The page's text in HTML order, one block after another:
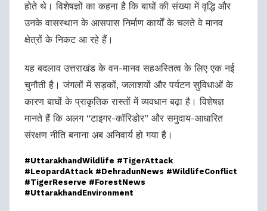
होते थे। विशेषज्ञों का कहना है कि बाघों की संख्या में वृद्धि और
उनके वासस्थान के आसपास निर्माण कार्यों के चलते वे मानव
क्षेत्रों के निकट आ रहे हैं।
यह बदलाव उत्तराखंड के वन-मानव सहअस्तित्व के लिए एक नई
चुनौती है। जंगलों में सड़कों, जलाशयों और पर्यटन सुविधाओं के
कारण बाघों के प्राकृतिक रास्तों में व्यवधान बढ़ा है। विशेषज्ञ
मानते हैं कि अलग “टाइगर-कॉरिडोर” और समुदाय-आधारित
संरक्षण नीति बनाना अब अनिवार्य हो गया है।
#UttarakhandWildlife #TigerAttack
#LeopardAttack #DehradunNews #WildlifeConflict
#TigerReserve #ForestNews
#UttarakhandEnvironment